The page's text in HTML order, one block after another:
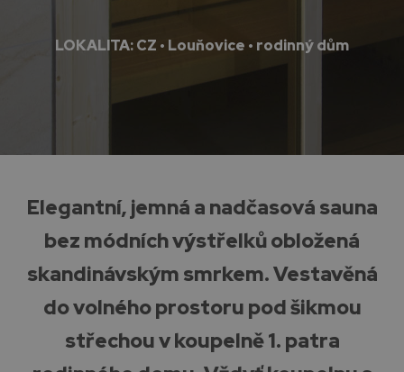
LOKALITA: CZ • Louňovice • rodinný dům
Elegantní, jemná a nadčasová sauna
bez módních výstřelků obložená
skandinávským smrkem. Vestavěná
do volného prostoru pod šikmou
střechou v koupelně 1. patra